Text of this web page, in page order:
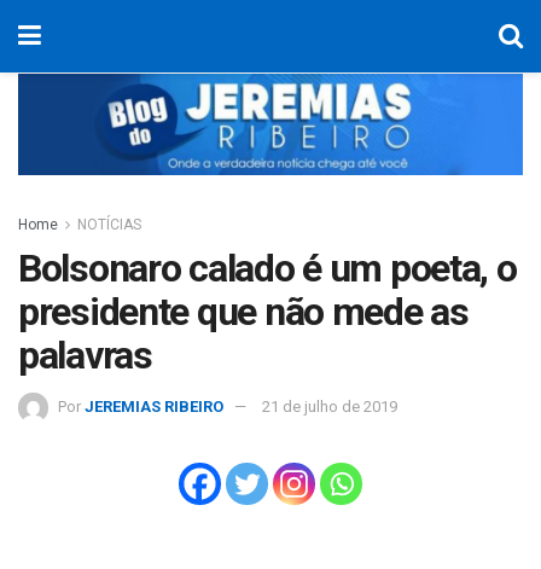
Home NOTÍCIAS
Bolsonaro calado é um poeta, o
presidente que não mede as
palavras
Por JEREMIAS RIBEIRO 21 de julho de 2019